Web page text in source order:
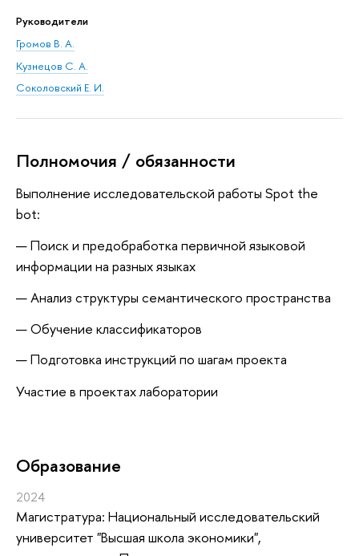
Руководители
Громов В. А.
Кузнецов С. А.
Соколовский Е. И.
Полномочия / обязанности
Выполнение исследовательской работы Spot the
bot:
Поиск и предобработка первичной языковой
информации на разных языках
Анализ структуры семантического пространства
Обучение классификаторов
Подготовка инструкций по шагам проекта
Участие в проектах лаборатории
Oбразование
2024
Магистратура: Национальный исследовательский
университет "Высшая школа экономики",